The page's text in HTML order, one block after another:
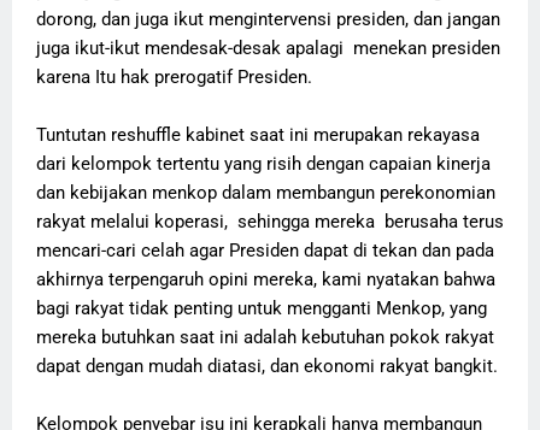
dorong, dan juga ikut mengintervensi presiden, dan jangan
juga ikut-ikut mendesak-desak apalagi menekan presiden
karena Itu hak prerogatif Presiden.
Tuntutan reshuffle kabinet saat ini merupakan rekayasa
dari kelompok tertentu yang risih dengan capaian kinerja
dan kebijakan menkop dalam membangun perekonomian
rakyat melalui koperasi, sehingga mereka berusaha terus
mencari-cari celah agar Presiden dapat di tekan dan pada
akhirnya terpengaruh opini mereka, kami nyatakan bahwa
bagi rakyat tidak penting untuk mengganti Menkop, yang
mereka butuhkan saat ini adalah kebutuhan pokok rakyat
dapat dengan mudah diatasi, dan ekonomi rakyat bangkit.
Kelompok penyebar isu ini kerapkali hanya membangun